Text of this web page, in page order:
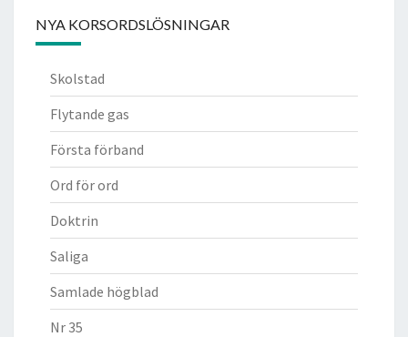
NYA KORSORDSLÖSNINGAR
Skolstad
Flytande gas
Första förband
Ord för ord
Doktrin
Saliga
Samlade högblad
Nr 35